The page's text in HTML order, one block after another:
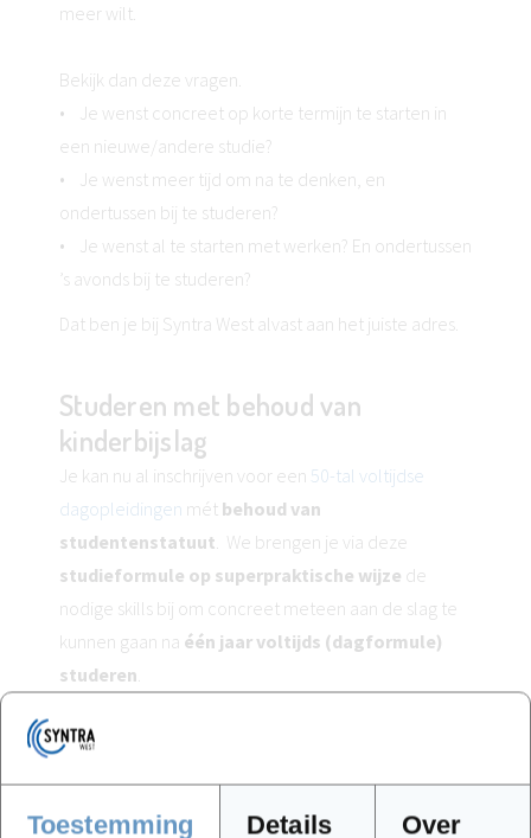
Toestemming Details Over
meer wilt.
Bekijk dan deze vragen.
• Je wenst concreet op korte termijn te starten in
een nieuwe/andere studie?
• Je wenst meer tijd om na te denken, en
ondertussen bij te studeren?
• Je wenst al te starten met werken? En ondertussen
’s avonds bij te studeren?
Dat ben je bij Syntra West alvast aan het juiste adres.
Studeren met behoud van
kinderbijslag
Je kan nu al inschrijven voor een 50-tal voltijdse
dagopleidingen mét behoud van
studentenstatuut. We brengen je via deze
studieformule op superpraktische wijze de
nodige skills bij om concreet meteen aan de slag te
kunnen gaan na één jaar voltijds (dagformule)
studeren.
’s Avonds studeren
Je werkt. En je wenst ’s avonds of op bepaalde dagen
bij te studeren? Dat kan.